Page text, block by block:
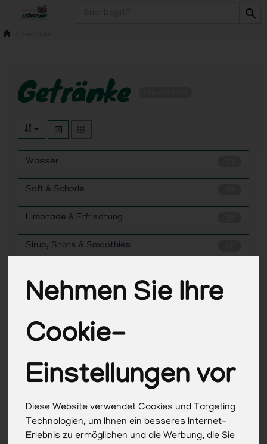
Nehmen Sie Ihre
Cookie-
Einstellungen vor
Diese Website verwendet Cookies und Targeting
Technologien, um Ihnen ein besseres Internet-
Erlebnis zu ermöglichen und die Werbung, die Sie
Getränke
Wasser
Saft & Schorle
Limonade & Erfrischung
Sirup, Shots & Smoothies
Wein & Sekt
Hersteller Ernährung Allergene